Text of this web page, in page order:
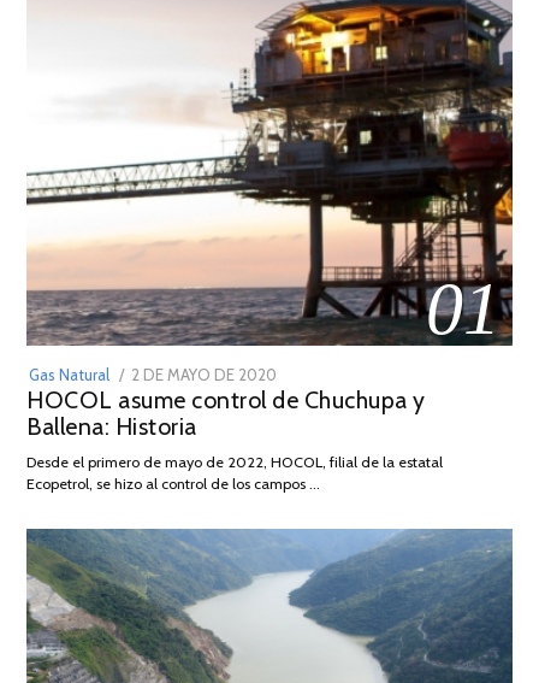
01
Gas Natural
POSTED
ON
2 DE MAYO DE 2020
DE
2026
HOCOL asume control de Chuchupa y
Ballena: Historia
Desde el primero de mayo de 2022, HOCOL, filial de la estatal
Ecopetrol, se hizo al control de los campos …